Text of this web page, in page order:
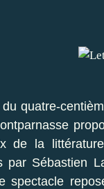
du quatre-
de la
par Sébastien
spectacle